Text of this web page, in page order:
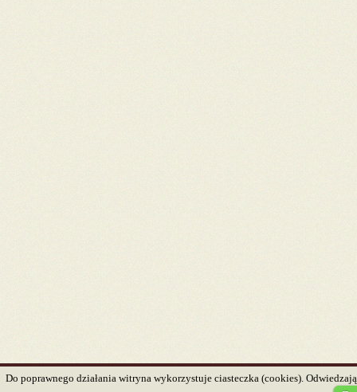
Do poprawnego działania witryna wykorzystuje ciasteczka (cookies).